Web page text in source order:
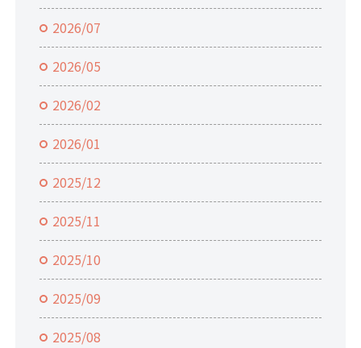
2026/07
2026/05
2026/02
2026/01
2025/12
2025/11
2025/10
2025/09
2025/08